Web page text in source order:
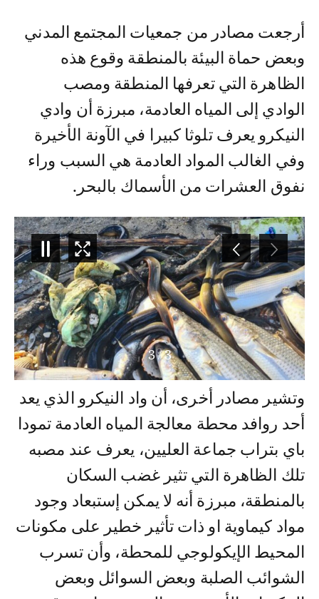
أرجعت مصادر من جمعيات المجتمع المدني
وبعض حماة البيئة بالمنطقة وقوع هذه
الظاهرة التي تعرفها المنطقة ومصب
الوادي إلى المياه العادمة، مبرزة أن وادي
النيكرو يعرف تلوثا كبيرا في الآونة الأخيرة
وفي الغالب المواد العادمة هي السبب وراء
نفوق العشرات من الأسماك بالبحر.
1
/
3
وتشير مصادر أخرى، أن واد النيكرو الذي يعد
أحد روافد محطة معالجة المياه العادمة تمودا
باي بتراب جماعة العليين، يعرف عند مصبه
تلك الظاهرة التي تثير غضب السكان
بالمنطقة، مبرزة أنه لا يمكن إستبعاد وجود
مواد كيماوية او ذات تأثير خطير على مكونات
المحيط الإيكولوجي للمحطة، وأن تسرب
الشوائب الصلبة وبعض السوائل وبعض